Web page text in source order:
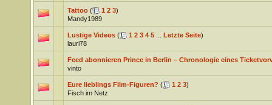
Tattoo ( 1 2 3)
Mandy1989
Lustige Videos ( 1 2 3 4 5... Letzte Seite)
lauri78
Feed abonnieren Prince in Berlin – Chronologie eines
vinto
Eure lieblings Film-Figuren? ( 1 2 3)
Fisch im Netz